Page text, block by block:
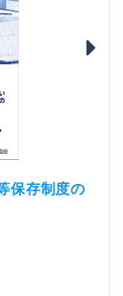
保存制度の